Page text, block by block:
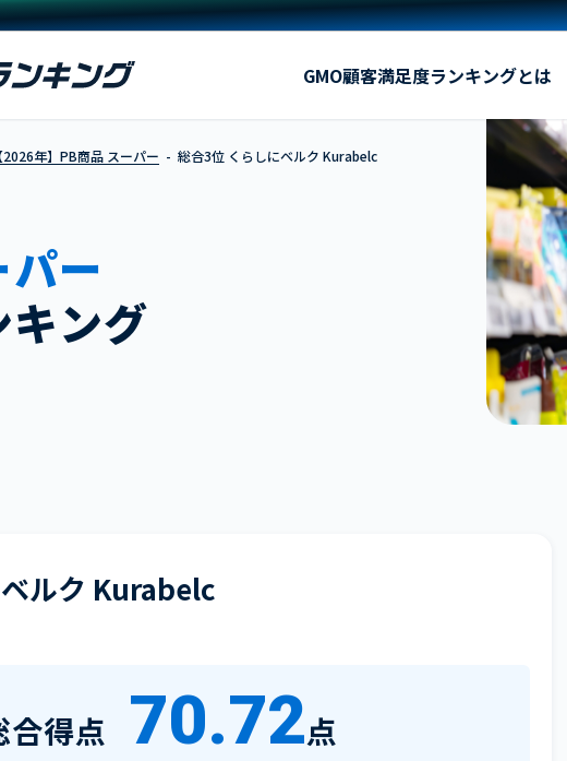
くらしにベルク KurabelcGMO顧客満足度ランキングとは
【2026年】PB商品 スーパー 総合3位 くらしにベルク Kurabelc
ー
ング
ルク Kurabelc
合得点 70.72点